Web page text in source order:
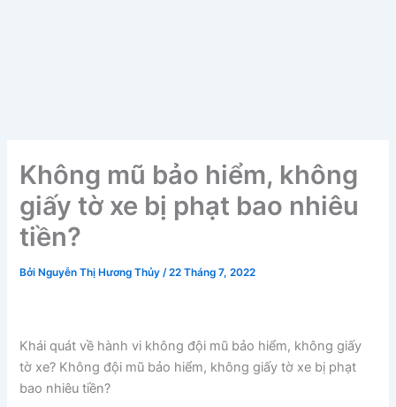
Không mũ bảo hiểm, không
giấy tờ xe bị phạt bao nhiêu
tiền?
Bởi Nguyễn Thị Hương Thủy/22 Tháng 7, 2022
Khái quát về hành vi không đội mũ bảo hiểm, không giấy
tờ xe? Không đội mũ bảo hiểm, không giấy tờ xe bị phạt
bao nhiêu tiền?